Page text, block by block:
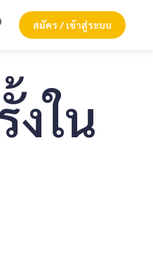
สมัคร / เข้าสู่ระบบ
งใน